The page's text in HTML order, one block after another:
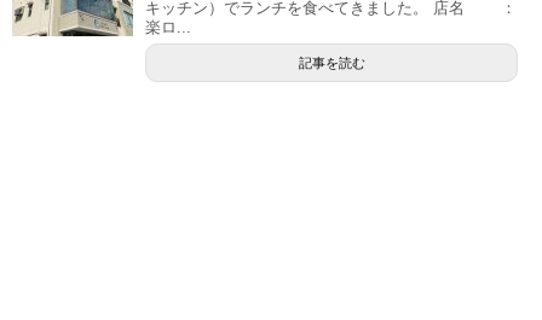
キッチン）でランチを食べてきました。 店名 ：
楽ロ...
記事を読む